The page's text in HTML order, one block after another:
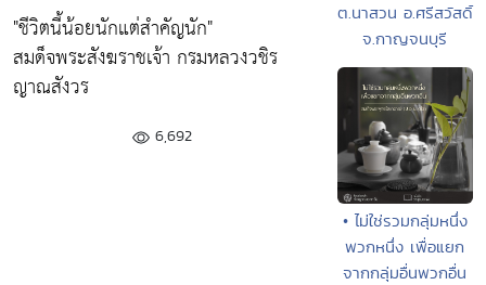
"ชีวิตนี้น้อยนักแต่สำคัญนัก"
สมด็จพระสังฆราชเจ้า กรมหลวงวชิร
ญาณสังวร
6,692
ต.นาสวน อ.ศรีสวัสดิ์
จ.กาญจนบุรี
• ไม่ใช่รวมกลุ่มหนึ่ง
พวกหนึ่ง เพื่อแยก
จากกลุ่มอื่นพวกอื่น